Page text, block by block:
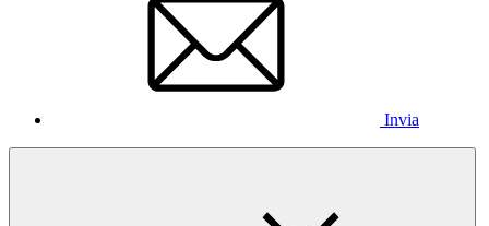
Invia